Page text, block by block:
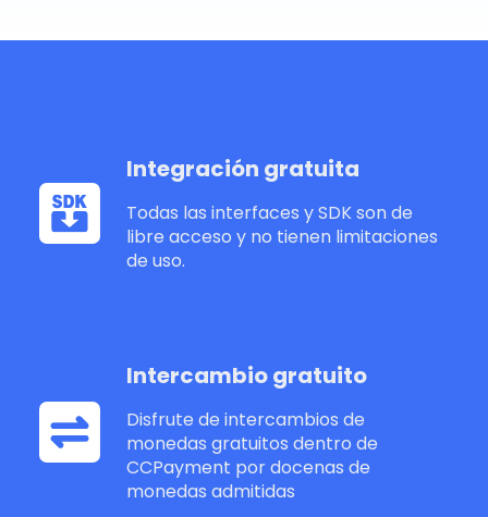
Integración gratuita
Todas las interfaces y SDK son de
libre acceso y no tienen limitaciones
de uso.
Intercambio gratuito
Disfrute de intercambios de
monedas gratuitos dentro de
CCPayment por docenas de
monedas admitidas